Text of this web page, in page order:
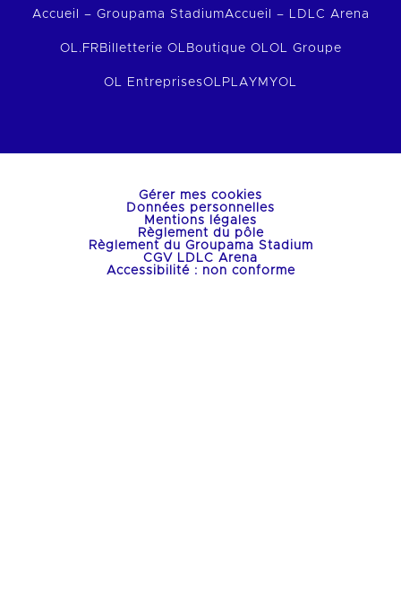
Accueil – Groupama StadiumAccueil – LDLC Arena
OL.FR Billetterie OL Boutique OL OL Groupe
OL EntreprisesOLPLAY MYOL
Gérer mes cookies
Données personnelles
Mentions légales
Règlement du pôle
Règlement du Groupama Stadium
CGV LDLC Arena
Accessibilité : non conforme